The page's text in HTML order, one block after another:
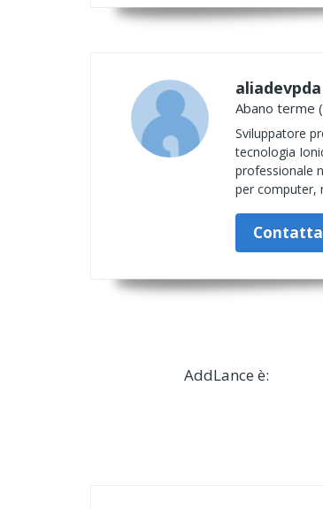
aliadevpda
Abano terme
Sviluppatore
tecnologia
professionale
per computer,
Contatta
AddLance è: